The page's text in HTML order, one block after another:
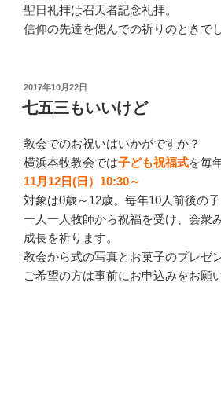
聖日礼拝は召天者記念礼拝。
信仰の先達を偲んでの祈りのときでし
投
稿
日:
2017年10月22日
七五三もいいけど
教会でのお祝いはいかがですか？
横浜本牧教会では子ども祝福式を毎
11月12日(日）10:30～
対象は0歳～12歳。毎年10人前後の
一人一人牧師から祝福を受け、会衆
成長を祈ります。
教会から式の写真とお菓子のプレゼ
ご希望の方は事前にお申込みをお願